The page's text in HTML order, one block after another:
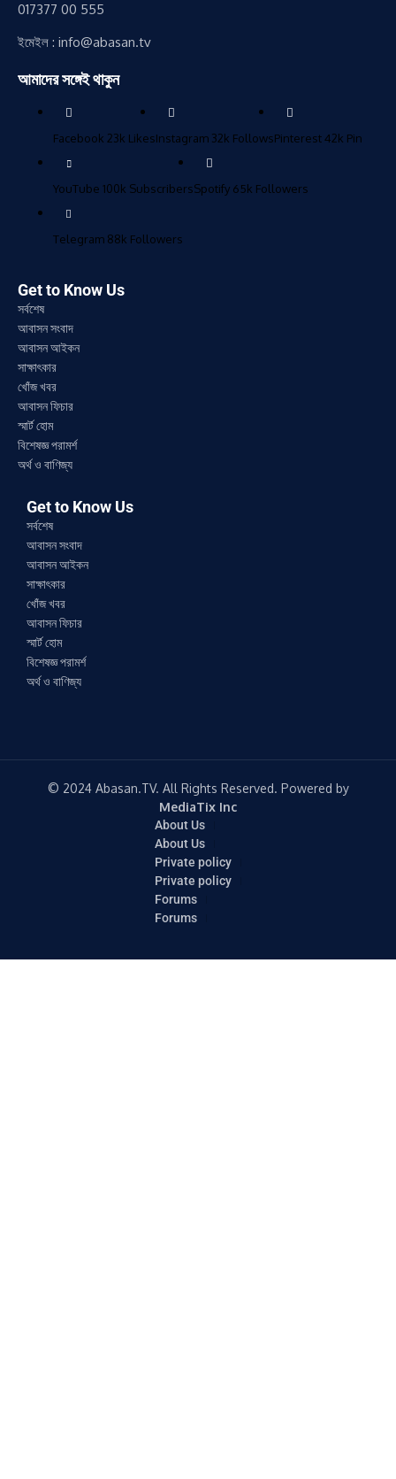
017377 00 555
ইমেইল : info@abasan.tv
আমাদের সঙ্গেই থাকুন
Facebook 23k LikesInstagram 32k FollowsPinterest42k Pin
YouTube 100k SubscribersSpotify 65k Followers
Telegram 88k Followers
Get to Know Us
সর্বশেষ
আবাসন সংবাদ
আবাসন আইকন
সাক্ষাৎকার
খোঁজ খবর
আবাসন ফিচার
স্মার্ট হোম
বিশেষজ্ঞ পরামর্শ
অর্থ ও বাণিজ্য
Get to Know Us
সর্বশেষ
আবাসন সংবাদ
আবাসন আইকন
সাক্ষাৎকার
খোঁজ খবর
আবাসন ফিচার
স্মার্ট হোম
বিশেষজ্ঞ পরামর্শ
অর্থ ও বাণিজ্য
© 2024 Abasan.TV. All Rights Reserved. Powered by
MediaTix Inc
About Us
About Us
Private policy
Private policy
Forums
Forums